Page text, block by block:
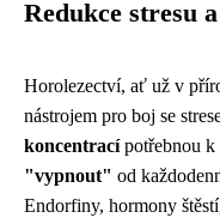
Redukce stresu
Horolezectví, ať už v
nástrojem pro boj se
koncentracípotřebnou k
"vypnout" od
Endorfiny, hormony